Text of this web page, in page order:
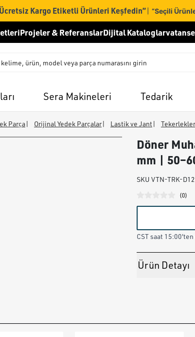
Kargo Etiketli Ürünleri Keşfedin”| “Seçili
Projeler & ReferanslarDijital Kataloglar
Sera Makineleri Tedarik
Parça| Orijinal Yedek Parçalar| Lastik ve Jant |
Döner
mm |
SKU VTN-TRK-
(0)
CST saat
Ürün Detayı